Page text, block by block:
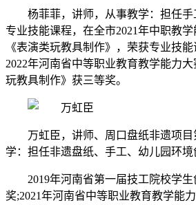
杨菲菲，讲师，从事教学：担任
专业技能课程，在全市2021年中职教
《表演类玩教具制作》，荣获专业技
2022年河南省中等职业教育教学能力
玩教具制作》获三等奖。
万虹臣，讲师、周口盘纸非遗项
学：担任非遗盘纸、手工、幼儿园环
2019年河南省第一届技工院校学
奖;2021年河南省中等职业教育教学能